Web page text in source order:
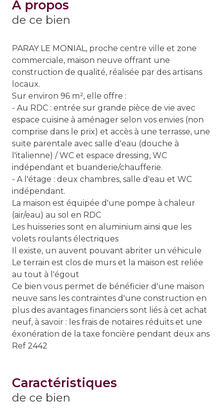
a propos
de ce bien
PARAY LE MONIAL, proche centre ville et zone
commerciale, maison neuve offrant une
construction de qualité, réalisée par des artisans
locaux.
Sur environ 96 m², elle offre :
- Au RDC : entrée sur grande pièce de vie avec
espace cuisine à aménager selon vos envies (non
comprise dans le prix) et accès à une terrasse, une
suite parentale avec salle d'eau (douche à
l'italienne) / WC et espace dressing, WC
indépendant et buanderie/chaufferie.
- A l'étage : deux chambres, salle d'eau et WC
indépendant.
La maison est équipée d'une pompe à chaleur
(air/eau) au sol en RDC
Les huisseries sont en aluminium ainsi que les
volets roulants électriques
Il existe, un auvent pouvant abriter un véhicule
Le terrain est clos de murs et la maison est reliée
au tout à l'égout
Ce bien vous permet de bénéficier d'une maison
neuve sans les contraintes d'une construction en
plus des avantages financiers sont liés à cet achat
neuf, à savoir : les frais de notaires réduits et une
éxonération de la taxe foncière pendant deux ans
Ref 2442
caractéristiques
de ce bien